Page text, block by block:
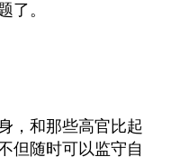
了。
，和那些高官比起
但随时可以监守自